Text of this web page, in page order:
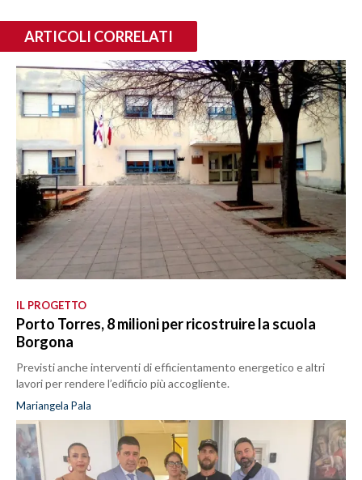
ARTICOLI CORRELATI
IL PROGETTO
Porto Torres, 8 milioni per ricostruire la scuola
Borgona
Previsti anche interventi di efficientamento energetico e altri
lavori per rendere l’edificio più accogliente.
Mariangela Pala